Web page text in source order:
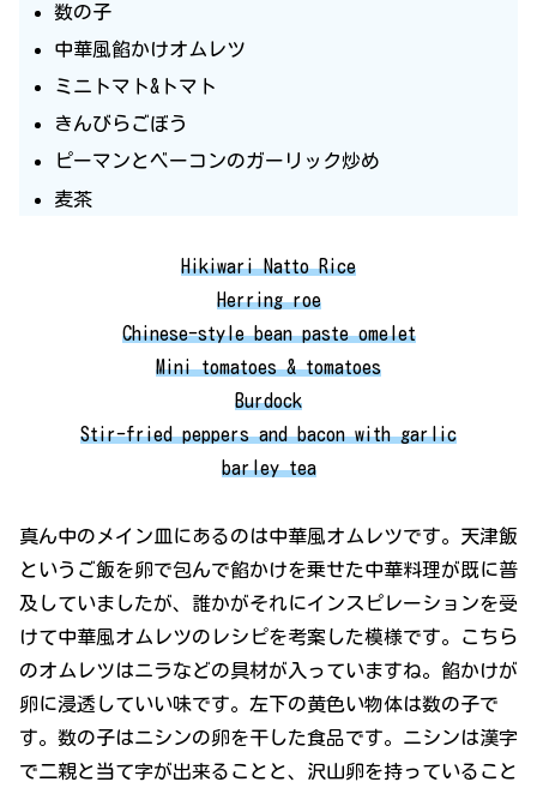
数の子
中華風餡かけオムレツ
ミニトマト&トマト
きんびらごぼう
ピーマンとベーコンのガーリック炒め
麦茶
Hikiwari Natto Rice
Herring roe
Chinese-style bean paste omelet
Mini tomatoes & tomatoes
Burdock
Stir-fried peppers and bacon with garlic
barley tea
真ん中のメイン皿にあるのは中華風オムレツです。天津飯
というご飯を卵で包んで餡かけを乗せた中華料理が既に普
及していましたが、誰かがそれにインスピレーションを受
けて中華風オムレツのレシピを考案した模様です。こちら
のオムレツはニラなどの具材が入っていますね。餡かけが
卵に浸透していい味です。左下の黄色い物体は数の子で
す。数の子はニシンの卵を干した食品です。ニシンは漢字
で二親と当て字が出来ることと、沢山卵を持っていること